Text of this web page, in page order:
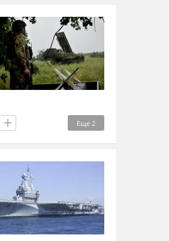
Еще 2